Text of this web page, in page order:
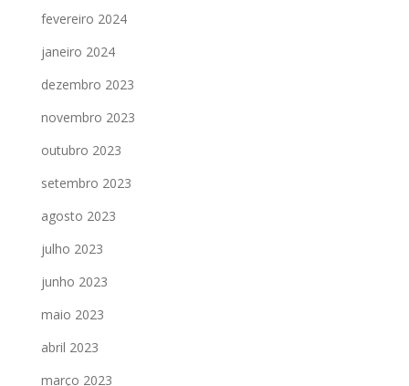
fevereiro 2024
janeiro 2024
dezembro 2023
novembro 2023
outubro 2023
setembro 2023
agosto 2023
julho 2023
junho 2023
maio 2023
abril 2023
março 2023